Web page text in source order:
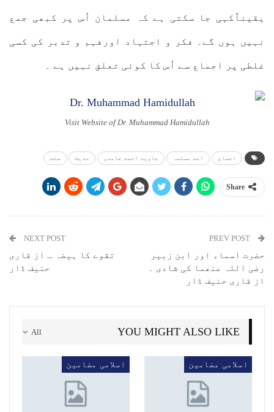
یقیناًکہی جا سکتی ہے کہ مسلمان اُس پر کبھی جمع
نہیں ہوں گے۔ فکر و اجتہاد اورفہم و تدبر کی کسی
غلطی پر اجماع سے اُس کا کوئی تعلق نہیں ہے ۔
Visit Website of Dr. Muhammad Hamidullah
اجماع امت مسلمہ جاوید احمد غامدی حدیث سنت
Share
حضرت اسماء اور ابن زبیر
رضی اللہ عنھما کی شادی ۔
از قاری حنیف ڈار
NEXT POST
تقوے کا ہیضہ ـ از قاری
حنیف ڈار
All YOU MIGHT ALSO LIKE
اسلامی مضامین اسلامی مضامین